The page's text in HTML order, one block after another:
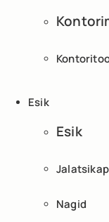
Esik
Esik
Nagid